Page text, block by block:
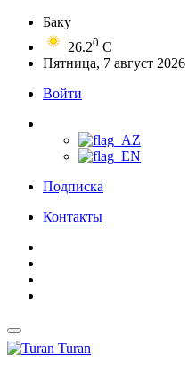
Баку
26.20 C
Пятница, 7 август 2026
Войти
Подписка
Контакты
Turan